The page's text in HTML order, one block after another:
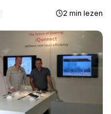
2 min lezen